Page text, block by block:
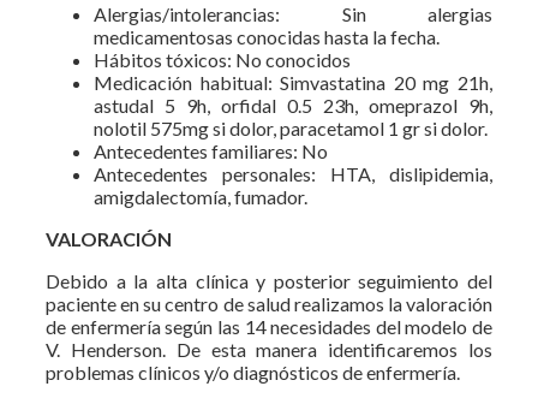
Alergias/intolerancias: Sin alergias
medicamentosas conocidas hasta la fecha.
Hábitos tóxicos: No conocidos
Medicación habitual: Simvastatina 20 mg 21h,
astudal 5 9h, orfidal 0.5 23h, omeprazol 9h,
nolotil 575mg si dolor, paracetamol 1 gr si dolor.
Antecedentes familiares: No
Antecedentes personales: HTA, dislipidemia,
amigdalectomía, fumador.
VALORACIÓN
Debido a la alta clínica y posterior seguimiento del
paciente en su centro de salud realizamos la valoración
de enfermería según las 14 necesidades del modelo de
V. Henderson. De esta manera identificaremos los
problemas clínicos y/o diagnósticos de enfermería.